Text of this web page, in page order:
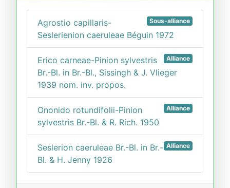
Sous-alliance
Agrostio capillaris-
Seslerienion caeruleae Béguin 1972
Alliance
Erico carneae-Pinion sylvestris
Br.-Bl. in Br.-Bl., Sissingh & J. Vlieger
1939 nom. inv. propos.
Alliance
Ononido rotundifolii-Pinion
sylvestris Br.-Bl. & R. Rich. 1950
Alliance
Seslerion caeruleae Br.-Bl. in Br.-
Bl. & H. Jenny 1926